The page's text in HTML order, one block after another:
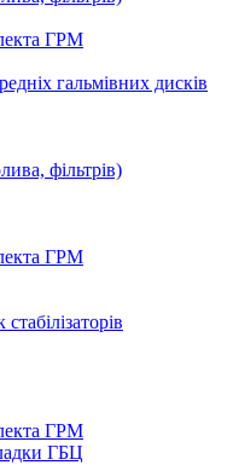
ГРМ
гальмівних дисків
фільтрів)
ГРМ
ГРМ
ГБЦ